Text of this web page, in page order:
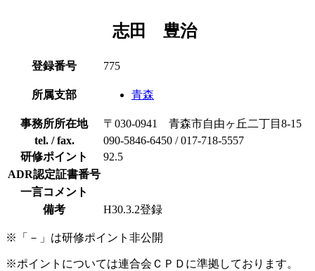
志田 豊治
登録番号 775
所属支部 青森
事務所所在地
〒030-0941 青森市自由ヶ丘二丁目8-15
tel. / fax.
090-5846-6450 / 017-718-5557
研修ポイント
92.5
ADR認定証書番号
一言コメント
備考
H30.3.2登録
※「－」は研修ポイント非公開
※ポイントについては連合会ＣＰＤに準拠しております。